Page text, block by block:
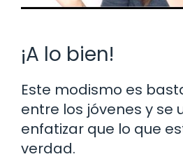
¡A lo bien!
Este modismo es
entre los jóvenes y se
enfatizar que lo que
verdad.